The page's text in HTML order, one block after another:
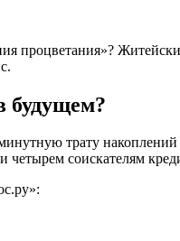
процветания»?
будущем?
трату
четырем соискателям